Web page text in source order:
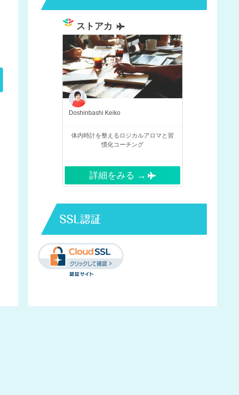
ストアカ
Doshinbashi Keiko
体内時計を整えるロジカルアロマと習
慣化コーチング
詳細をみる →
SSL認証